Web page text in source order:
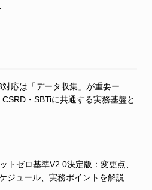
応は「データ収集」が重要ー
CSRD・SBTiに共通する実務基盤と
トゼロ基準V2.0決定版：変更点、
ジュール、実務ポイントを解説